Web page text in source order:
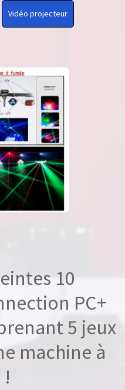
Vidéo projecteur
10
PC+
5 jeux
machine à